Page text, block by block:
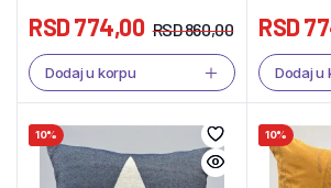
RSD860,00
RSD774,00
Dodaj u korpu
RSD
Dodaj u
10% 10%